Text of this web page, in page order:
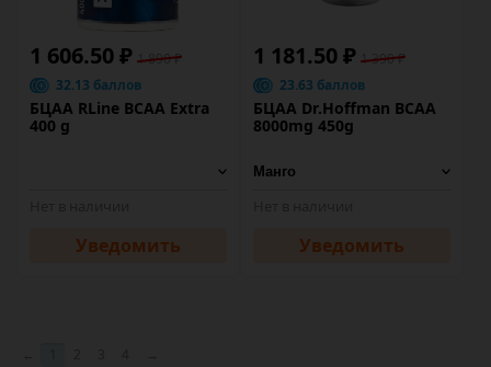
1 606.50 ₽ 1 890 ₽
32.13 баллов
БЦАА RLine BCAA Extra
400 g
Уведомить
1 181.50 ₽ 1 390 ₽
23.63 баллов
БЦАА Dr.Hoffman BCAA
8000mg 450g
Уведомить